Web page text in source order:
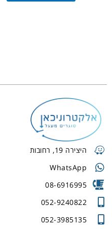
היצירה 19, רחובות
WhatsApp
08-6916995
052-9240822
052-3985135